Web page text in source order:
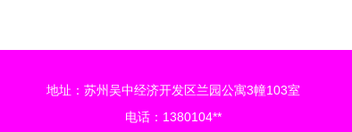
地址：苏州吴中经济开发区兰园公寓3幢103室
电话：1380104**